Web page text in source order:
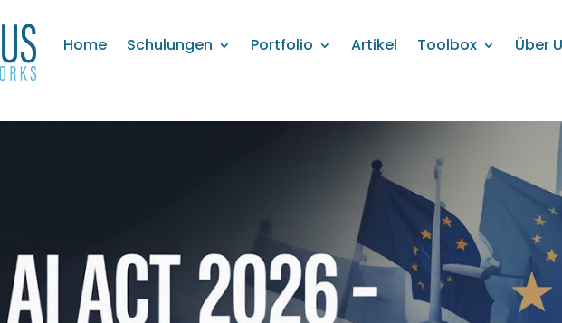
Home Schulungen Portfolio Artikel Toolbox Über